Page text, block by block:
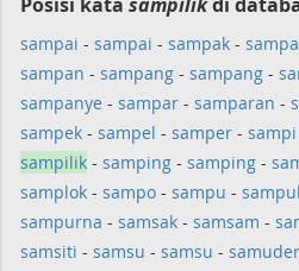
sampai - sampai - sampak -
sampan - sampang - sampang -
sampanye - sampar - samparan -
sampek - sampel - samper - sampi
sampilik - samping - samping -
samplok - sampo - sampu -
sampurna - samsak - samsam -
samsiti - samsu - samsu -